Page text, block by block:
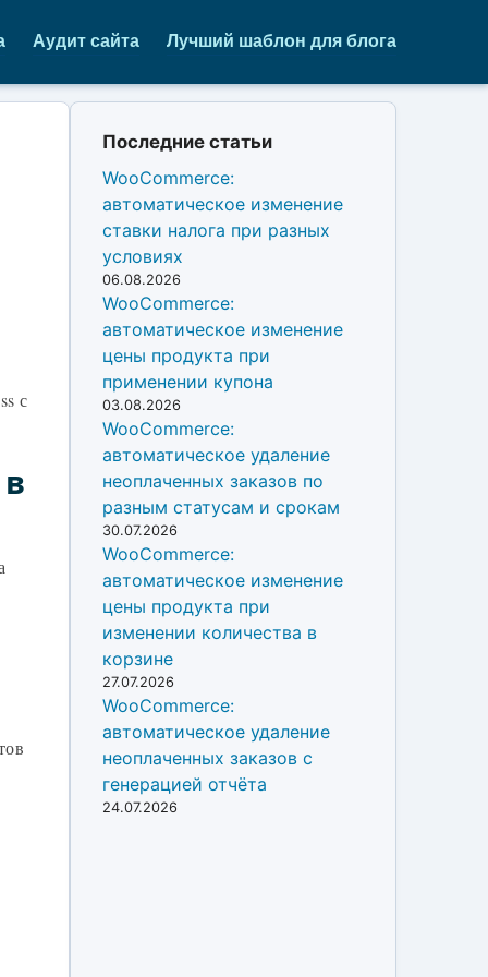
Аудит сайта Лучший шаблон для блога
с
Последние статьи
WooCommerce:
автоматическое изменение
ставки налога при разных
условиях
06.08.2026
WooCommerce:
автоматическое изменение
цены продукта при
применении купона
03.08.2026
WooCommerce:
автоматическое удаление
неоплаченных заказов по
разным статусам и срокам
30.07.2026
WooCommerce:
автоматическое изменение
цены продукта при
изменении количества в
корзине
27.07.2026
WooCommerce:
автоматическое удаление
неоплаченных заказов с
генерацией отчёта
24.07.2026